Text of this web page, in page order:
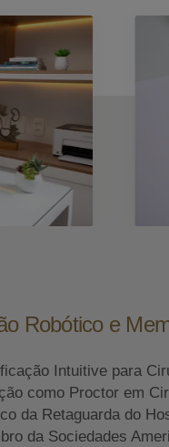
Robótico e
Intuitive para
como Proctor em
da Retaguarda do
da Sociedades